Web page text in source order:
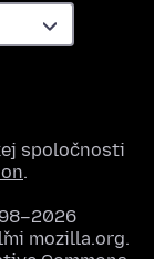
spoločnosti
.
mozilla.org.